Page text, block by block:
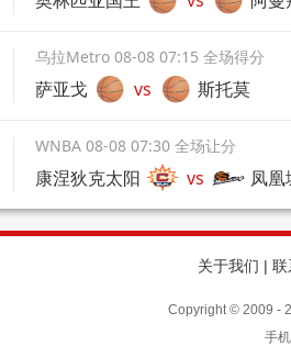
乌拉Metro 08-08 07:15 全场得分
萨亚戈 vs 斯托莫
WNBA 08-08 07:30 全场让分
康涅狄克太阳 vs 凤凰
关于我们 | 联
Copyright © 2009 -
手